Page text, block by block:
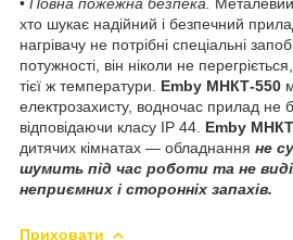
хто шукає надійний і безпечний
нагрівачу не потрібні спеціальні
потужності, він ніколи не
тієї ж температури. Emby МHКТ-550
електрозахисту, водночас прилад не
відповідаючи класу IP 44. Emby
дитячих кімнатах — обладнання не
шумить під час роботи та не
неприємних і сторонніх запахів.
Приховати